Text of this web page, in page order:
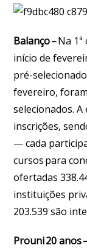
Balanço–Na
início de
pré-
fevereiro,
selecionados. A
inscrições,
— cada
cursos para
ofertadas
instituições
203.539 são
Prouni 20 anos